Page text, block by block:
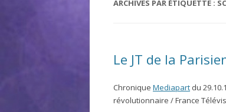
ARCHIVES PAR ÉTIQUETTE :
Le JT de la
Chronique Mediapart du
révolutionnaire / France